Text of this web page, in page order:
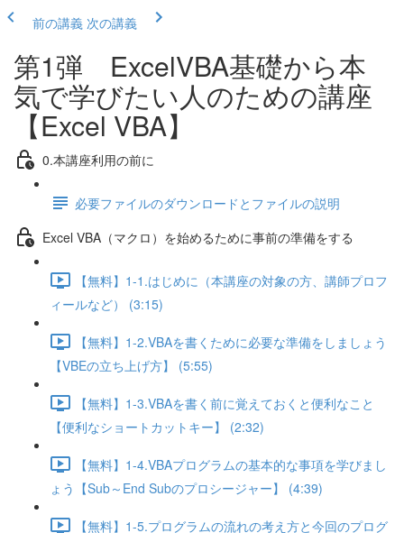
前の講義 次の講義
第1弾 ExcelVBA基礎から本
気で学びたい人のための講座
【Excel VBA】
0.本講座利用の前に
必要ファイルのダウンロードとファイルの説明
Excel VBA（マクロ）を始めるために事前の準備をする
【無料】1-1.はじめに（本講座の対象の方、講師プロフ
ィールなど） (3:15)
【無料】1-2.VBAを書くために必要な準備をしましょう
【VBEの立ち上げ方】 (5:55)
【無料】1-3.VBAを書く前に覚えておくと便利なこと
【便利なショートカットキー】 (2:32)
【無料】1-4.VBAプログラムの基本的な事項を学びまし
ょう【Sub～End Subのプロシージャー】 (4:39)
【無料】1-5.プログラムの流れの考え方と今回のプログ